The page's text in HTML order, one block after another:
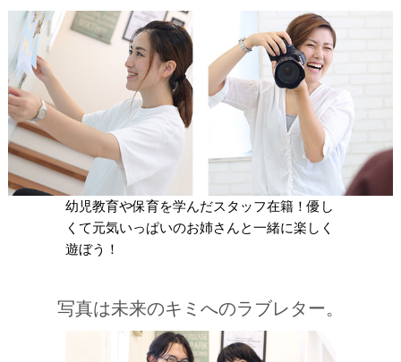
幼児教育や保育を学んだスタッフ在籍！優し
くて元気いっぱいのお姉さんと一緒に楽しく
遊ぼう！
写真は未来のキミへのラブレター。